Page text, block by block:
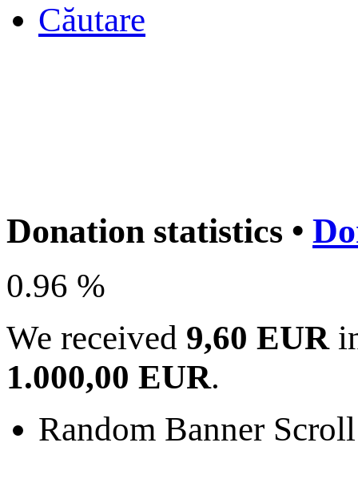
Căutare
Donation statistics •
0.96 %
We received 9,60 EUR
1.000,00 EUR.
Random Banner Scroll